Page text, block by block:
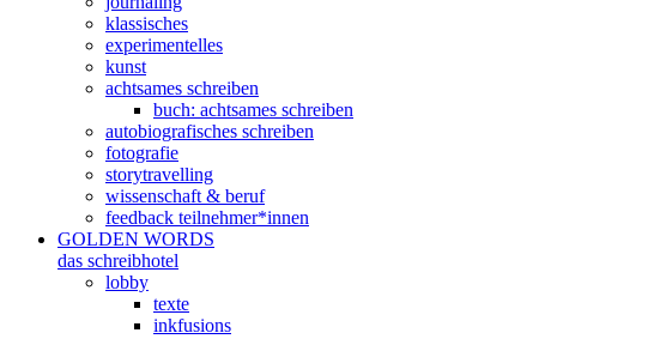
klassisches
experimentelles
kunst
achtsames schreiben
buch: achtsames schreiben
autobiografisches schreiben
fotografie
storytravelling
wissenschaft & beruf
feedback teilnehmer*innen
GOLDEN WORDS
das schreibhotel
lobby
texte
inkfusions